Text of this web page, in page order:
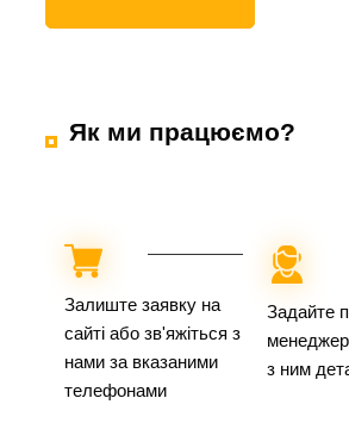
Як ми працюємо?
Залиште заявку на
сайті або зв'яжіться з
нами за вказаними
телефонами
Задайте
з ним